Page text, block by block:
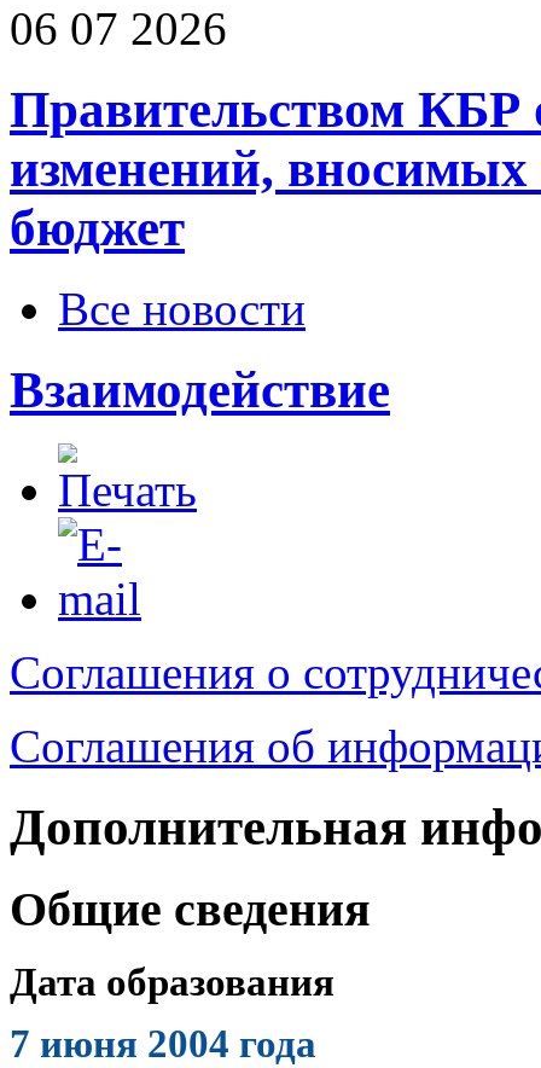
06 07 2026
Правительством КБР
изменений, вносимых
бюджет
Все новости
Взаимодействие
Соглашения о
Соглашения об
Дополнительная
Общие сведения
Дата образования
7 июня 2004 года